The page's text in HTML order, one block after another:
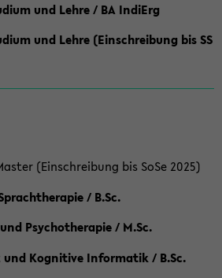
und Lehre / BA IndiErg
und Lehre (Einschreibung bis SS
(Einschreibung bis SoSe 2025)
/ B.Sc.
Psychotherapie / M.Sc.
Kognitive Informatik / B.Sc.